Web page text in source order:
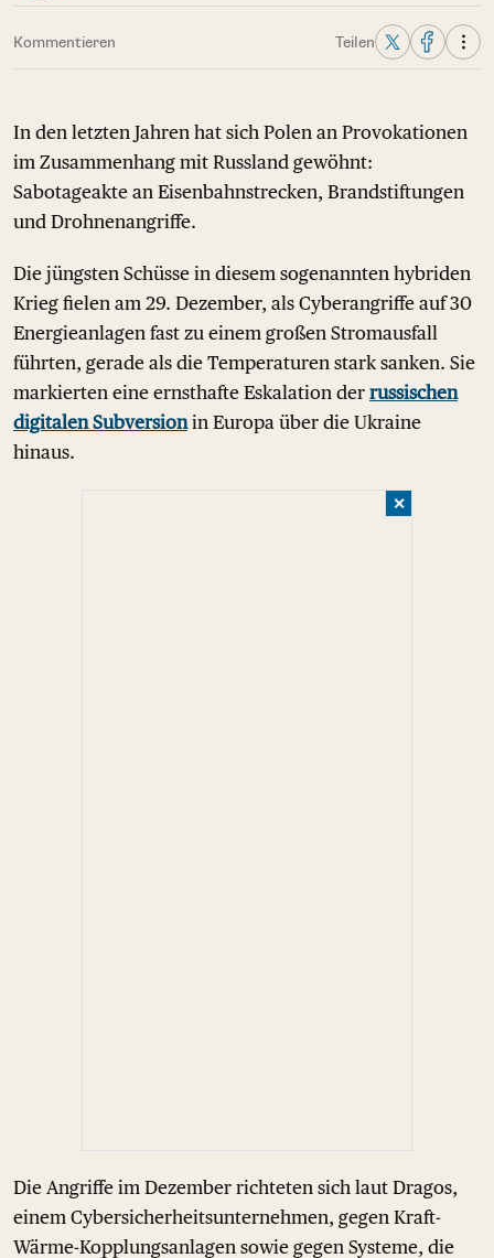
Kommentieren Teilen
In den letzten Jahren hat sich Polen an Provokationen
im Zusammenhang mit Russland gewöhnt:
Sabotageakte an Eisenbahnstrecken, Brandstiftungen
und Drohnenangriffe.
Die jüngsten Schüsse in diesem sogenannten hybriden
Krieg fielen am 29. Dezember, als Cyberangriffe auf 30
Energieanlagen fast zu einem großen Stromausfall
führten, gerade als die Temperaturen stark sanken. Sie
markierten eine ernsthafte Eskalation der russischen
digitalen Subversionin Europa über die Ukraine
hinaus.
✕
Die Angriffe im Dezember richteten sich laut Dragos,
einem Cybersicherheitsunternehmen, gegen Kraft-
Wärme-Kopplungsanlagen sowie gegen Systeme, die